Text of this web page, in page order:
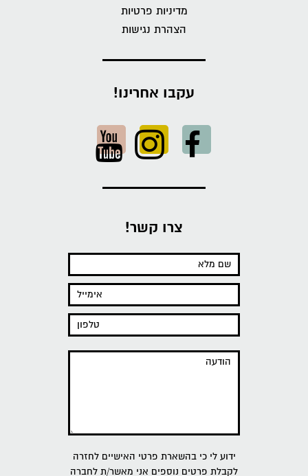
מדיניות פרטיות
הצהרת נגישות
עקבו אחרינו!
צרו קשר!
ידוע לי כי בהשארת פרטי האישיים לחזרה
לקבלת פרטים נוספים אני מאשר/ת לחברה